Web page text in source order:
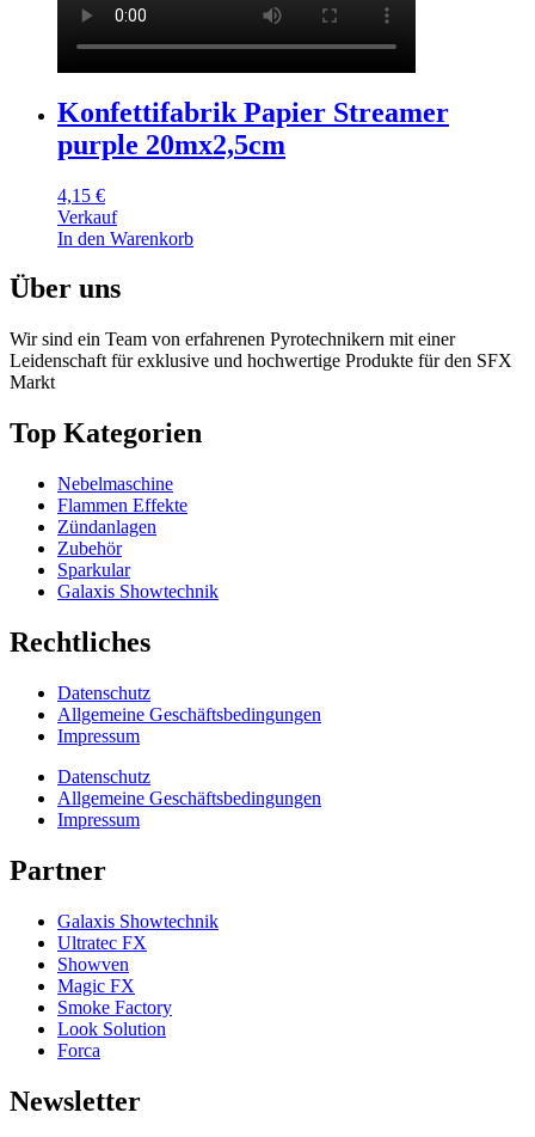
Konfettifabrik Papier Streamer
purple 20mx2,5cm
4,15 €
Verkauf
In den Warenkorb
Über uns
Wir sind ein Team von erfahrenen Pyrotechnikern mit einer
Leidenschaft für exklusive und hochwertige Produkte für den SFX
Markt
Top Kategorien
Nebelmaschine
Flammen Effekte
Zündanlagen
Zubehör
Sparkular
Galaxis Showtechnik
Rechtliches
Datenschutz
Allgemeine Geschäftsbedingungen
Impressum
Datenschutz
Allgemeine Geschäftsbedingungen
Impressum
Partner
Galaxis Showtechnik
Ultratec FX
Showven
Magic FX
Smoke Factory
Look Solution
Forca
Newsletter